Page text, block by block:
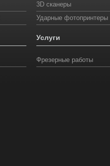
3D сканеры
Ударные фотопринтеры
Услуги
Фрезерные работы